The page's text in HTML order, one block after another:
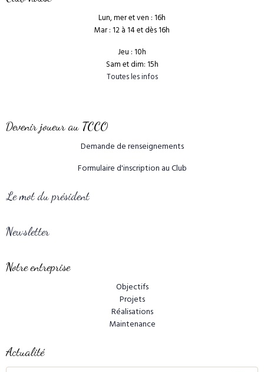
Lun, mer et ven : 16h
Mar : 12 à 14 et dès 16h
Jeu : 10h
Sam et dim: 15h
Toutes les infos
Devenir joueur au TCCO
Demande de renseignements
Formulaire d'inscription au Club
Le mot du président
Newsletter
Notre entreprise
Objectifs
Projets
Réalisations
Maintenance
Actualité